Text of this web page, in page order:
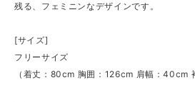
残る、フェミニンなデザインです。
[サイズ]
フリーサイズ
（着丈：80cm 胸囲：126cm 肩幅：40cm